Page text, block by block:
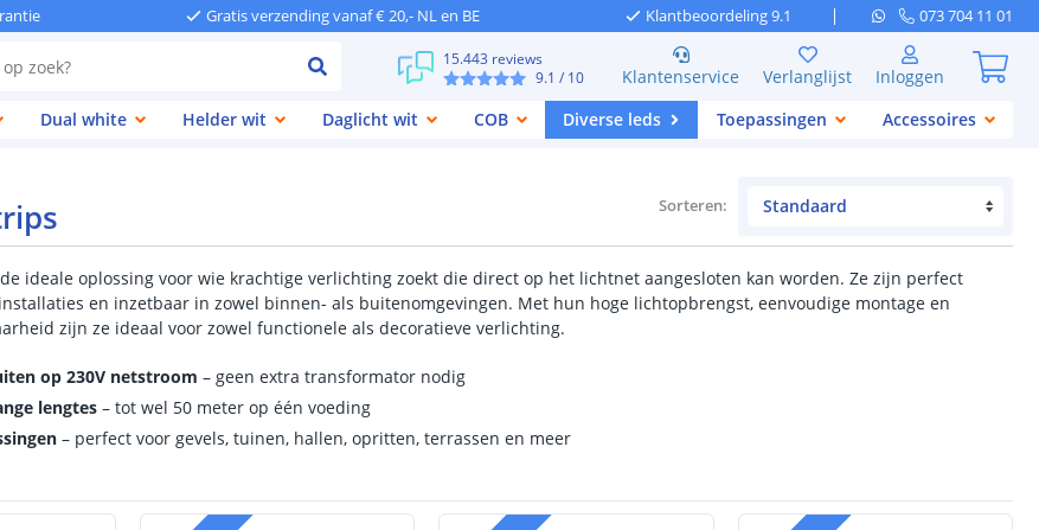
Gratis verzending vanaf € 20,- NL en BE Klantbeoordeling 9.1 073 704 11 01
15.443 reviews
9.1 / 10 Klantenservice Verlanglijst
Inloggen
Dual white Helder wit Daglicht wit COB Diverse leds Toepassingen Accessoires
Sorteren:
ideale oplossing voor wie krachtige verlichting zoekt die direct op het lichtnet aangesloten kan worden. Ze zijn perfect
en inzetbaar in zowel binnen- als buitenomgevingen. Met hun hoge lichtopbrengst, eenvoudige montage en
zijn ze ideaal voor zowel functionele als decoratieve verlichting.
op 230V netstroom – geen extra transformator nodig
lengtes – tot wel 50 meter op één voeding
– perfect voor gevels, tuinen, hallen, opritten, terrassen en meer